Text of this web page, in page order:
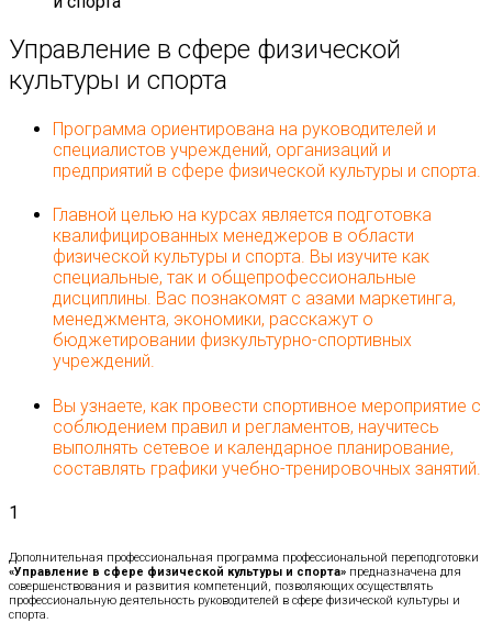
Управление в сфере физической
культуры и спорта
Программа ориентирована на руководителей и
специалистов учреждений, организаций и
предприятий в сфере физической культуры и спорта.
Главной целью на курсах является подготовка
квалифицированных менеджеров в области
физической культуры и спорта. Вы изучите как
специальные, так и общепрофессиональные
дисциплины. Вас познакомят с азами маркетинга,
менеджмента, экономики, расскажут о
бюджетировании физкультурно-спортивных
учреждений.
Вы узнаете, как провести спортивное мероприятие с
соблюдением правил и регламентов, научитесь
выполнять сетевое и календарное планирование,
составлять графики учебно-тренировочных занятий.
1
Дополнительная профессиональная программа профессиональной переподготовки
«Управление в сфере физической культуры и спорта» предназначена для
совершенствования и развития компетенций, позволяющих осуществлять
профессиональную деятельность руководителей в сфере физической культуры и
спорта.